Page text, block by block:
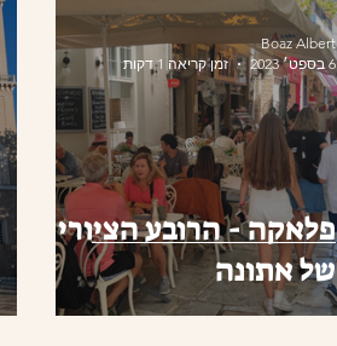
פלאקה - הרובע הציורי
של אתונה
Boaz Albert
6 בספט׳ 2023
זמן קריאה 1 דקות